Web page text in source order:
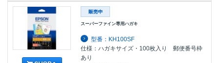
スーパーファイン専用ハガキ
型番：KH100SF
仕様：ハガキサイズ・100枚入り 郵便番号枠
あり